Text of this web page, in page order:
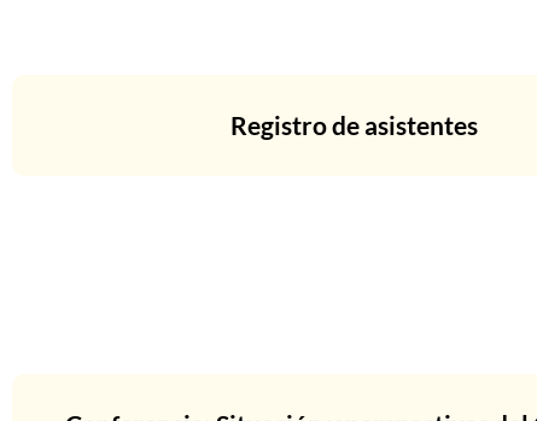
Registro de asistentes